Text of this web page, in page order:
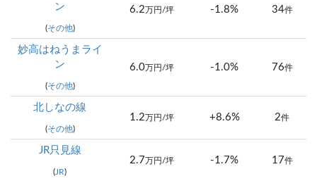
ン
(その他)
6.2万円/坪 -1.8% 34件
妙高はねうまライ
ン
(その他)
6.0万円/坪 -1.0% 76件
北しなの線
(その他)
1.2万円/坪 +8.6% 2件
JR只見線
(JR)
2.7万円/坪 -1.7% 17件